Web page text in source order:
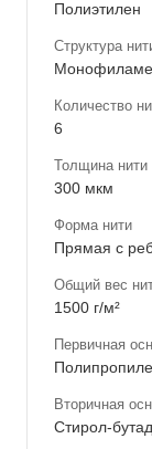
Полиэтилен
Структура
Количество
6
Толщина нити
300 мкм
Форма нити
Прямая с
Общий вес
1500 г/м²
Первичная
Вторичная
Стирол-